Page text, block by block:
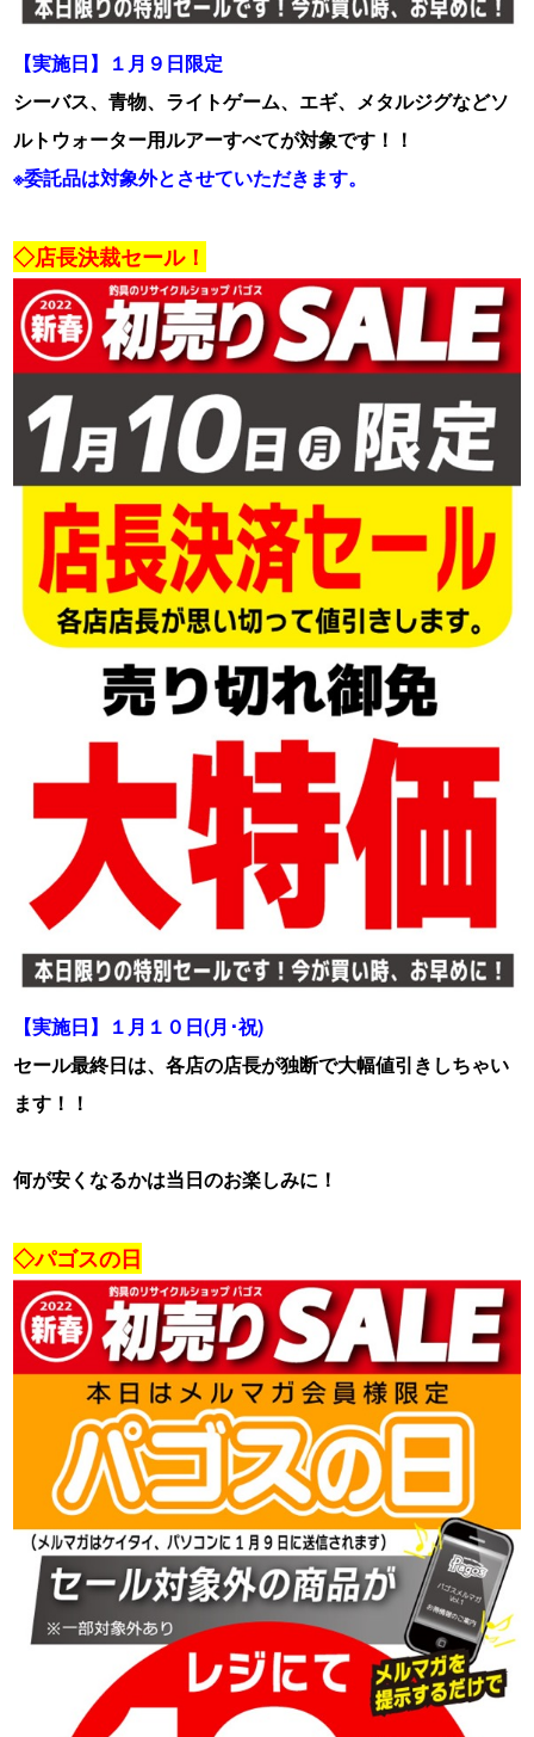
【実施日】１月９日限定
シーバス、青物、ライトゲーム、エギ、メタルジグなどソ
ルトウォーター用ルアーすべてが対象です！！
※委託品は対象外とさせていただきます。
◇店長決裁セール！
【実施日】１月１０日(月･祝)
セール最終日は、各店の店長が独断で大幅値引きしちゃい
ます！！
何が安くなるかは当日のお楽しみに！
◇パゴスの日